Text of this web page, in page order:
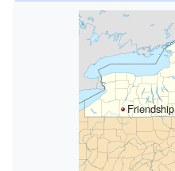
Friendship